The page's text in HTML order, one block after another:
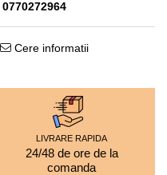
0770272964
Cere informatii
LIVRARE RAPIDA
24/48 de ore de la
comanda